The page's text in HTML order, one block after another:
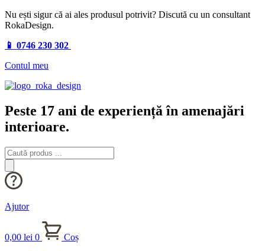
Nu ești sigur că ai ales produsul potrivit? Discută cu un consultant
RokaDesign.
📱 0746 230 302
Contul meu
Peste 17 ani de experiență în amenajări
interioare.
Products
search
Ajutor
0,00 lei 0
Coș